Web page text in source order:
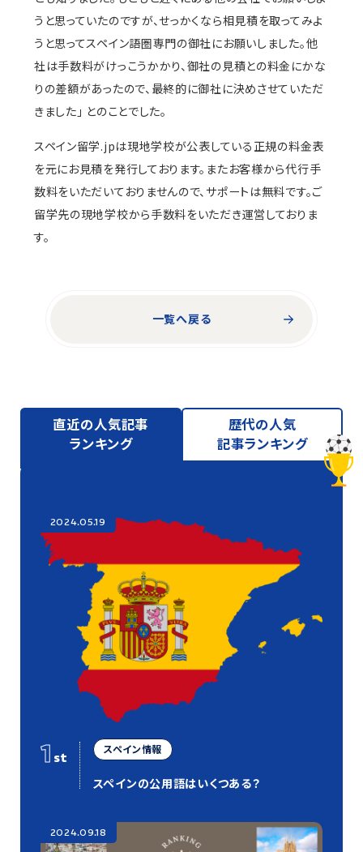
うと思っていたのですが、せっかくなら相見積を取ってみよ
うと思ってスペイン語圏専門の御社にお願いしました。他
社は手数料がけっこうかかり、御社の見積との料金にかな
りの差額があったので、最終的に御社に決めさせていただ
きました」 とのことでした。
スペイン留学.jpは現地学校が公表している正規の料金表
を元にお見積を発行しております。またお客様から代行手
数料をいただいておりませんので、サポートは無料です。ご
留学先の現地学校から手数料をいただき運営しておりま
す。
一覧へ戻る
直近の人気記事
ランキング
歴代の人気
記事ランキング
2024.05.19
1 st
スペイン情報
スペインの公用語はいくつある？
2024.09.18